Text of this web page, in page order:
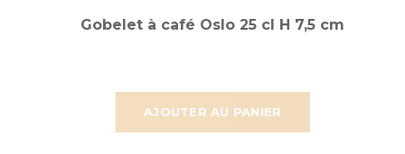
AJOUTER AU PANIER
Gobelet à café Oslo 25 cl H 7,5 cm